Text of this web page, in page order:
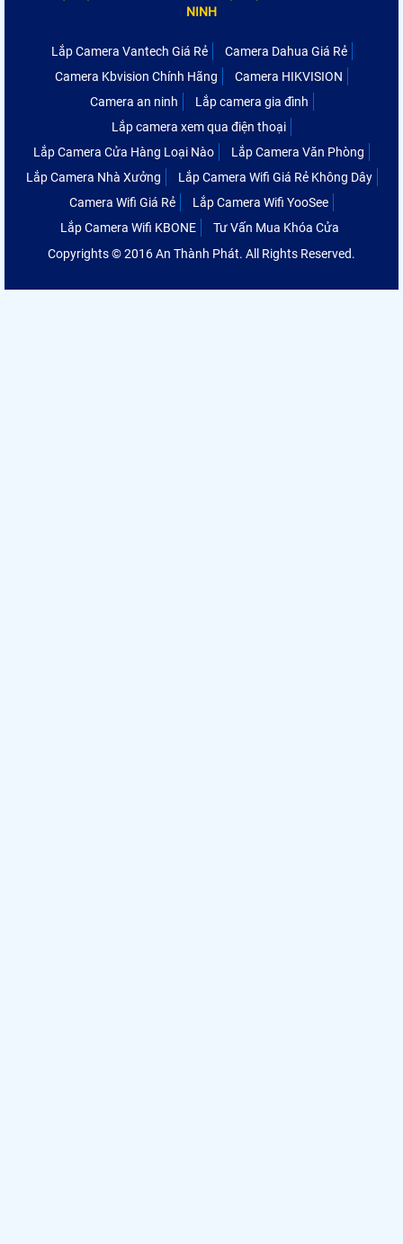
NINH
Lắp Camera Vantech Giá Rẻ
Camera Dahua Giá Rẻ
Camera Kbvision Chính Hãng
Camera HIKVISION
Camera an ninh
Lắp camera gia đình
Lắp camera xem qua điện thoại
Lắp Camera Cửa Hàng Loại Nào
Lắp Camera Văn Phòng
Lắp Camera Nhà Xưởng
Lắp Camera Wifi Giá Rẻ Không Dây
Camera Wifi Giá Rẻ
Lắp Camera Wifi YooSee
Lắp Camera Wifi KBONE
Tư Vấn Mua Khóa Cửa
Copyrights © 2016 An Thành Phát. All Rights Reserved.